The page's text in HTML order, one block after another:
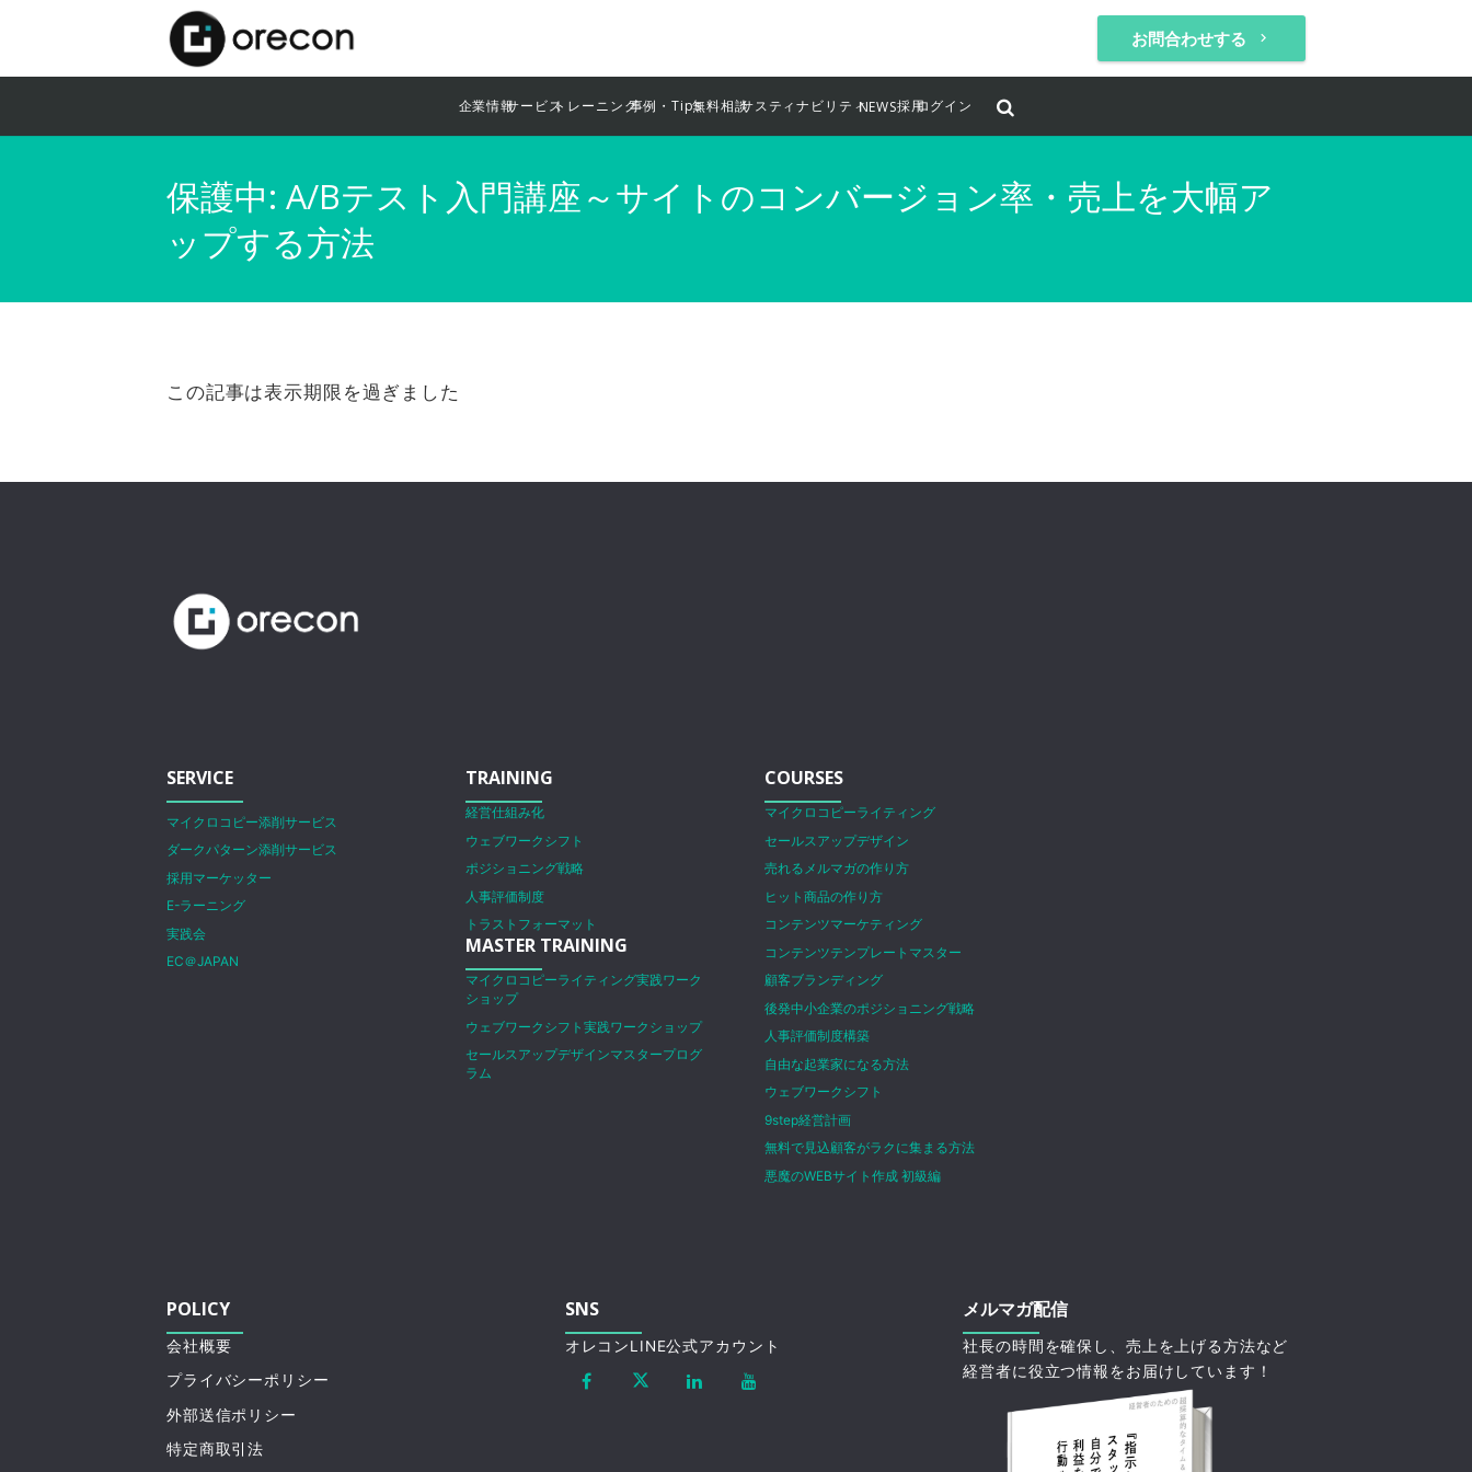
お問合わせする keyboard_arrow_right
企業情報サービストレーニング事例・Tips無料相談サスティナビリティNEWS採用ログイン
保護中: A/Bテスト入門講座～サイトのコンバージョン率・売上を大幅ア
ップする方法
この記事は表示期限を過ぎました
SERVICE
マイクロコピー添削サービス
ダークパターン添削サービス
採用マーケッター
E-ラーニング
実践会
EC＠JAPAN
TRAINING
経営仕組み化
ウェブワークシフト
ポジショニング戦略
人事評価制度
トラストフォーマット
MASTER TRAINING
マイクロコピーライティング実践ワーク
ショップ
ウェブワークシフト実践ワークショップ
セールスアップデザインマスタープログ
ラム
COURSES
マイクロコピーライティング
セールスアップデザイン
売れるメルマガの作り方
ヒット商品の作り方
コンテンツマーケティング
コンテンツテンプレートマスター
顧客ブランディング
後発中小企業のポジショニング戦略
人事評価制度構築
自由な起業家になる方法
ウェブワークシフト
9step経営計画
無料で見込顧客がラクに集まる方法
悪魔のWEBサイト作成 初級編
POLICY
会社概要
プライバシーポリシー
外部送信ポリシー
特定商取引法
SNS
オレコンLINE公式アカウント
メルマガ配信
社長の時間を確保し、売上を上げる方法など
経営者に役立つ情報をお届けしています！